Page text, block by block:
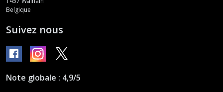
Belgique
Suivez nous
Note globale : 4,9/5